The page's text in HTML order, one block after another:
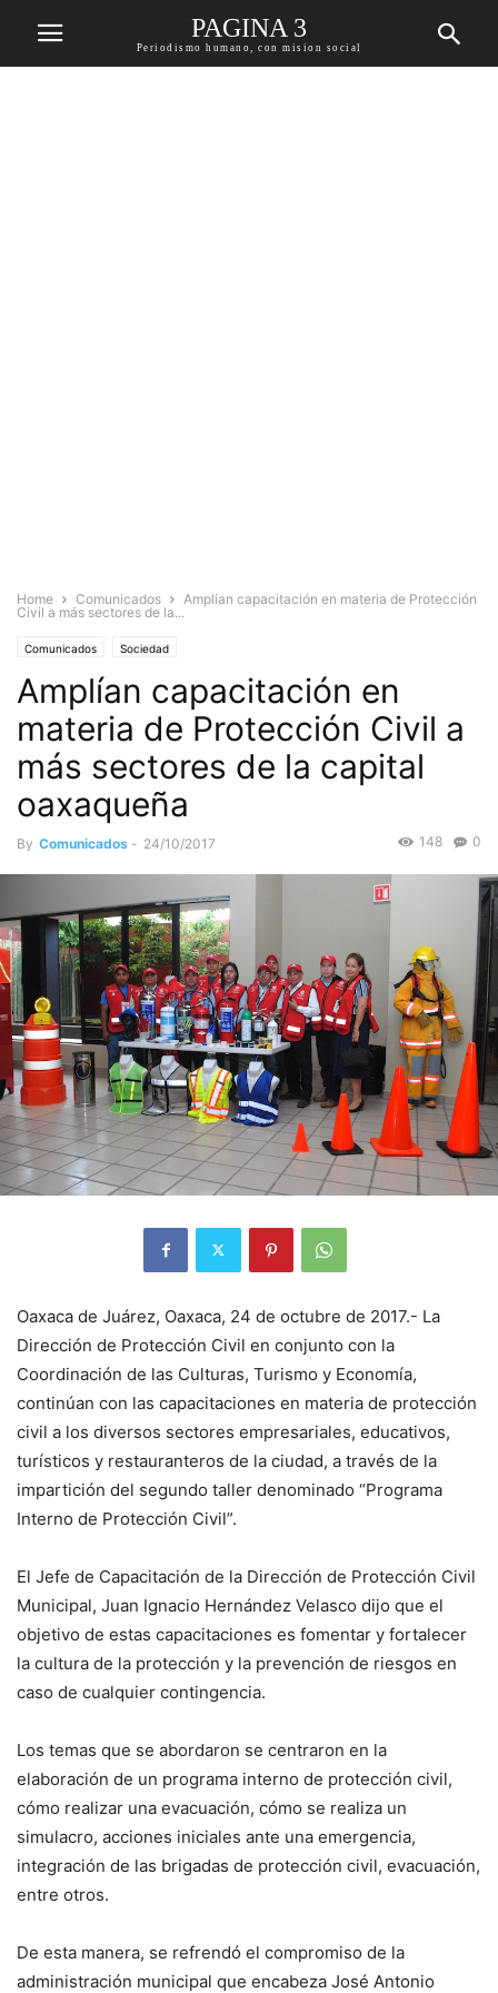
PAGINA 3
Periodismo humano, con mision social
Home Comunicados
Amplían capacitación en materia de Protección
Civil a más sectores de la...
Comunicados Sociedad
Amplían capacitación en
materia de Protección Civil a
más sectores de la capital
oaxaqueña
By Comunicados - 24/10/2017 0
148
Oaxaca de Juárez, Oaxaca, 24 de octubre de 2017.- La
Dirección de Protección Civil en conjunto con la
Coordinación de las Culturas, Turismo y Economía,
continúan con las capacitaciones en materia de protección
civil a los diversos sectores empresariales, educativos,
turísticos y restauranteros de la ciudad, a través de la
impartición del segundo taller denominado “Programa
Interno de Protección Civil”.
El Jefe de Capacitación de la Dirección de Protección Civil
Municipal, Juan Ignacio Hernández Velasco dijo que el
objetivo de estas capacitaciones es fomentar y fortalecer
la cultura de la protección y la prevención de riesgos en
caso de cualquier contingencia.
Los temas que se abordaron se centraron en la
elaboración de un programa interno de protección civil,
cómo realizar una evacuación, cómo se realiza un
simulacro, acciones iniciales ante una emergencia,
integración de las brigadas de protección civil, evacuación,
entre otros.
De esta manera, se refrendó el compromiso de la
administración municipal que encabeza José Antonio